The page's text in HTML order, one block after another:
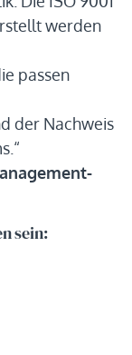
werden
passen
der Nachweis
sein: